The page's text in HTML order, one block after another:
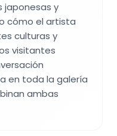
japonesas y
cómo el artista
culturas y
visitantes
en toda la galería
ambas